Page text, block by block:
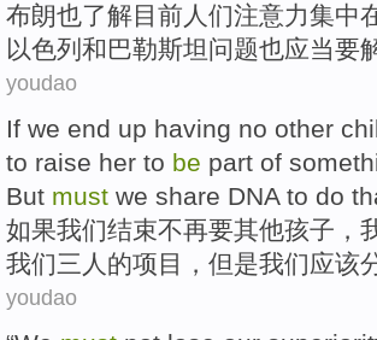
布朗也了解目前人们注意力集中
以色列 和巴勒斯坦问题也应当要
youdao
If we end up having no other
to raise her to be part of
But must we share DNAto do
如果我们结束不再要其他孩子 ，
我们三人 的项目， 但是我们应该
youdao